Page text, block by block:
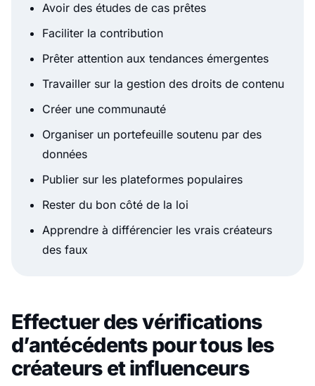
Avoir des études de cas prêtes
Faciliter la contribution
Prêter attention aux tendances émergentes
Travailler sur la gestion des droits de contenu
Créer une communauté
Organiser un portefeuille soutenu par des
données
Publier sur les plateformes populaires
Rester du bon côté de la loi
Apprendre à différencier les vrais créateurs
des faux
Effectuer des vérifications
d’antécédents pour tous les
créateurs et influenceurs